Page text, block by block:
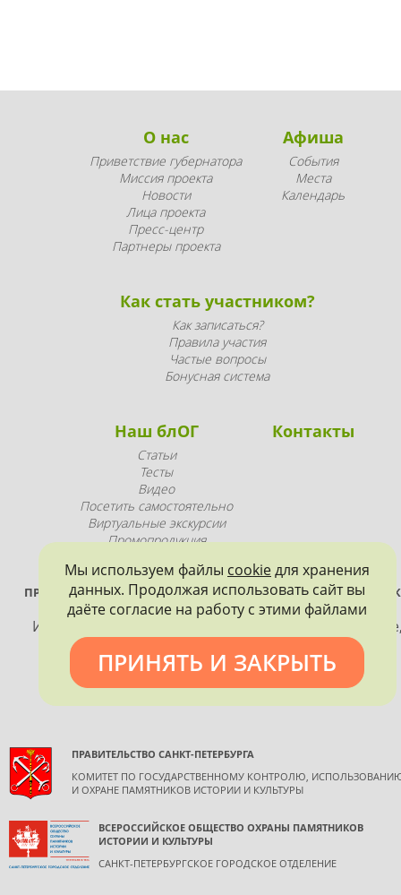
О нас
Приветствие губернатора
Миссия проекта
Новости
Лица проекта
Пресс-центр
Партнеры проекта
Афиша
События
Места
Календарь
Как стать участником?
Как записаться?
Правила участия
Частые вопросы
Бонусная система
Наш блОГ
Статьи
Тесты
Видео
Посетить самостоятельно
Виртуальные экскурсии
Промопродукция
Контакты
ПРОЕКТ РЕАЛИЗУЕТСЯ ПРИ ПОДДЕРЖКЕ ПРАВИТЕЛЬСТВА
ПЕТЕРБУРГА
Использование материалов, размещенных на
допускается только с согласия правообладателя и
обязательной ссылкой на источник информации.
ПРАВИТЕЛЬСТВО САНКТ-ПЕТЕРБУРГА
КОМИТЕТ ПО ГОСУДАРСТВЕННОМУ КОНТРОЛЮ,
И ОХРАНЕ ПАМЯТНИКОВ ИСТОРИИ И КУЛЬТУРЫ
ВСЕРОССИЙСКОЕ ОБЩЕСТВО ОХРАНЫ ПАМЯТНИКОВ
ИСТОРИИ И КУЛЬТУРЫ
САНКТ-ПЕТЕРБУРГСКОЕ ГОРОДСКОЕ ОТДЕЛЕНИЕ
Мы используем файлы cookieдля хранения
данных. Продолжая использовать сайт вы
даёте согласие на работу с этими файлами
ПРИНЯТЬ И ЗАКРЫТЬ